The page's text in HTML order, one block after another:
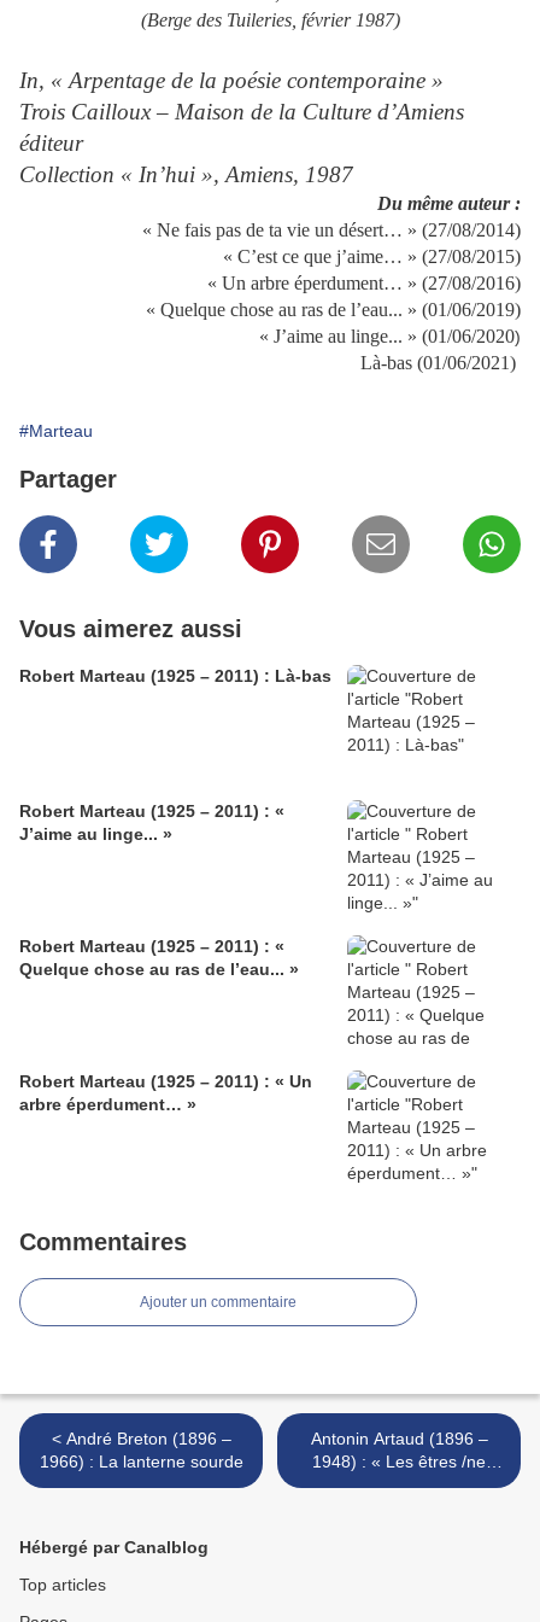
(Berge des Tuileries, février 1987)
In, « Arpentage de la poésie contemporaine »
Trois Cailloux – Maison de la Culture d’Amiens
éditeur
Collection « In’hui », Amiens, 1987
Du même auteur :
« Ne fais pas de ta vie un désert… » (27/08/2014)
« C’est ce que j’aime… » (27/08/2015)
« Un arbre éperdument… » (27/08/2016)
« Quelque chose au ras de l’eau... » (01/06/2019)
« J’aime au linge... » (01/06/2020)
Là-bas (01/06/2021)
#Marteau
Partager
Vous aimerez aussi
Robert Marteau (1925 – 2011) : Là-bas
Robert Marteau (1925 – 2011) : «
J’aime au linge... »
Robert Marteau (1925 – 2011) : «
Quelque chose au ras de l’eau... »
Robert Marteau (1925 – 2011) : « Un
arbre éperdument… »
Commentaires
Ajouter un commentaire
< André Breton (1896 –
1966) : La lanterne sourde
Antonin Artaud (1896 –
1948) : « Les êtres /ne
sortent pas … » >
Hébergé par Canalblog
Top articles